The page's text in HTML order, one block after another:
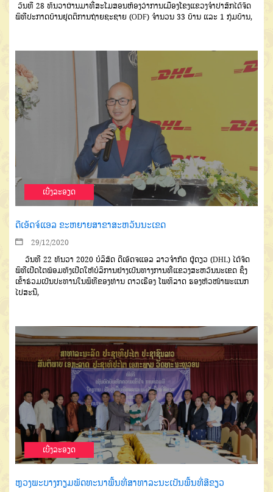
ວັນທີ 28 ທັນວາຜ່ານມາທີ່ສະໂມສອນຫ້ອງວ່າການເມືອງໂຂງແຂວງຈຳປາສັກໄດ້ຈັດ
ພິທີປະກາດບ້ານຢຸດຕິການຖ່າຍຊະຊາຍ (ODF) ຈຳນວນ 33 ບ້ານ ແລະ 1 ກຸ່ມບ້ານ,
ເບີ່ງລະອຽດ
ດີເອັດຈ໌ແອລ ຂະຫຍາຍສາຂາສະຫວັນນະເຂດ
29/12/2020
ວັນທີ 22 ທັນວາ 2020 ບໍລິສັດ ດີເອັດຈແອລ ລາວຈໍາກັດ ຜູ້ດຽວ (DHL) ໄດ້ຈັດ
ພິທີເປີດໂຕພ້ອມທັງເປີດໃຫ້ບໍລິການຢ່າງເປັນທາງການທີ່ແຂວງສະຫວັນນະເຂດ ຊຶ່ງ
ເຂົ້າຮ່ວມເປັນປະທານໃນພິທີຂອງທ່ານ ດາວເຮືອງ ໂພທິລາດ ຮອງຫົວໜ້າພະແນກ
ໄປສະນີ,
ເບີ່ງລະອຽດ
ຫຼວງພະບາງກຽມພັດທະນາພື້ນທີ່ສາທາລະນະເປັນພື້ນທີ່ສີຂຽວ